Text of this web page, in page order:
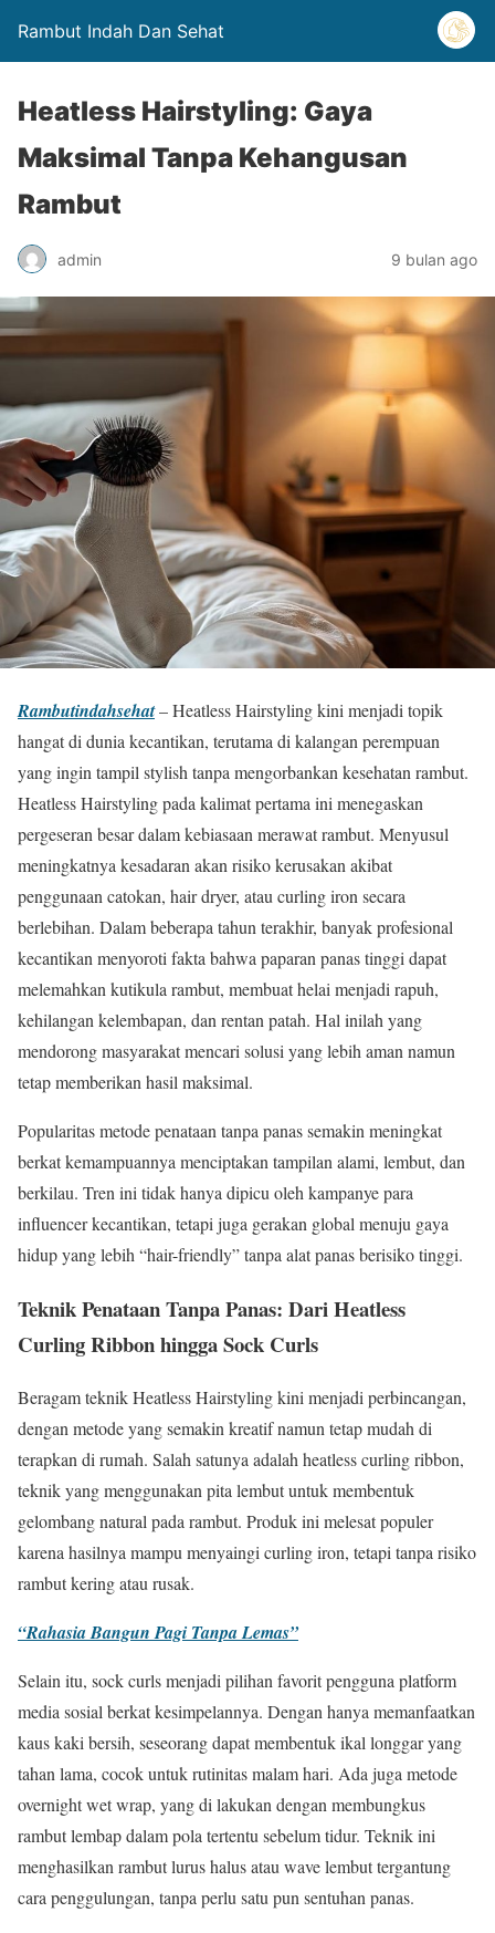
Rambut Indah Dan Sehat
Heatless Hairstyling: Gaya
Maksimal Tanpa Kehangusan
Rambut
admin 9 bulan ago
Rambutindahsehat– Heatless Hairstyling kini menjadi topik
hangat di dunia kecantikan, terutama di kalangan perempuan
yang ingin tampil stylish tanpa mengorbankan kesehatan rambut.
Heatless Hairstyling pada kalimat pertama ini menegaskan
pergeseran besar dalam kebiasaan merawat rambut. Menyusul
meningkatnya kesadaran akan risiko kerusakan akibat
penggunaan catokan, hair dryer, atau curling iron secara
berlebihan. Dalam beberapa tahun terakhir, banyak profesional
kecantikan menyoroti fakta bahwa paparan panas tinggi dapat
melemahkan kutikula rambut, membuat helai menjadi rapuh,
kehilangan kelembapan, dan rentan patah. Hal inilah yang
mendorong masyarakat mencari solusi yang lebih aman namun
tetap memberikan hasil maksimal.
Popularitas metode penataan tanpa panas semakin meningkat
berkat kemampuannya menciptakan tampilan alami, lembut, dan
berkilau. Tren ini tidak hanya dipicu oleh kampanye para
influencer kecantikan, tetapi juga gerakan global menuju gaya
hidup yang lebih “hair-friendly” tanpa alat panas berisiko tinggi.
Teknik Penataan Tanpa Panas: Dari Heatless
Curling Ribbon hingga Sock Curls
Beragam teknik Heatless Hairstyling kini menjadi perbincangan,
dengan metode yang semakin kreatif namun tetap mudah di
terapkan di rumah. Salah satunya adalah heatless curling ribbon,
teknik yang menggunakan pita lembut untuk membentuk
gelombang natural pada rambut. Produk ini melesat populer
karena hasilnya mampu menyaingi curling iron, tetapi tanpa risiko
rambut kering atau rusak.
“Rahasia Bangun Pagi Tanpa Lemas”
Selain itu, sock curls menjadi pilihan favorit pengguna platform
media sosial berkat kesimpelannya. Dengan hanya memanfaatkan
kaus kaki bersih, seseorang dapat membentuk ikal longgar yang
tahan lama, cocok untuk rutinitas malam hari. Ada juga metode
overnight wet wrap, yang di lakukan dengan membungkus
rambut lembap dalam pola tertentu sebelum tidur. Teknik ini
menghasilkan rambut lurus halus atau wave lembut tergantung
cara penggulungan, tanpa perlu satu pun sentuhan panas.